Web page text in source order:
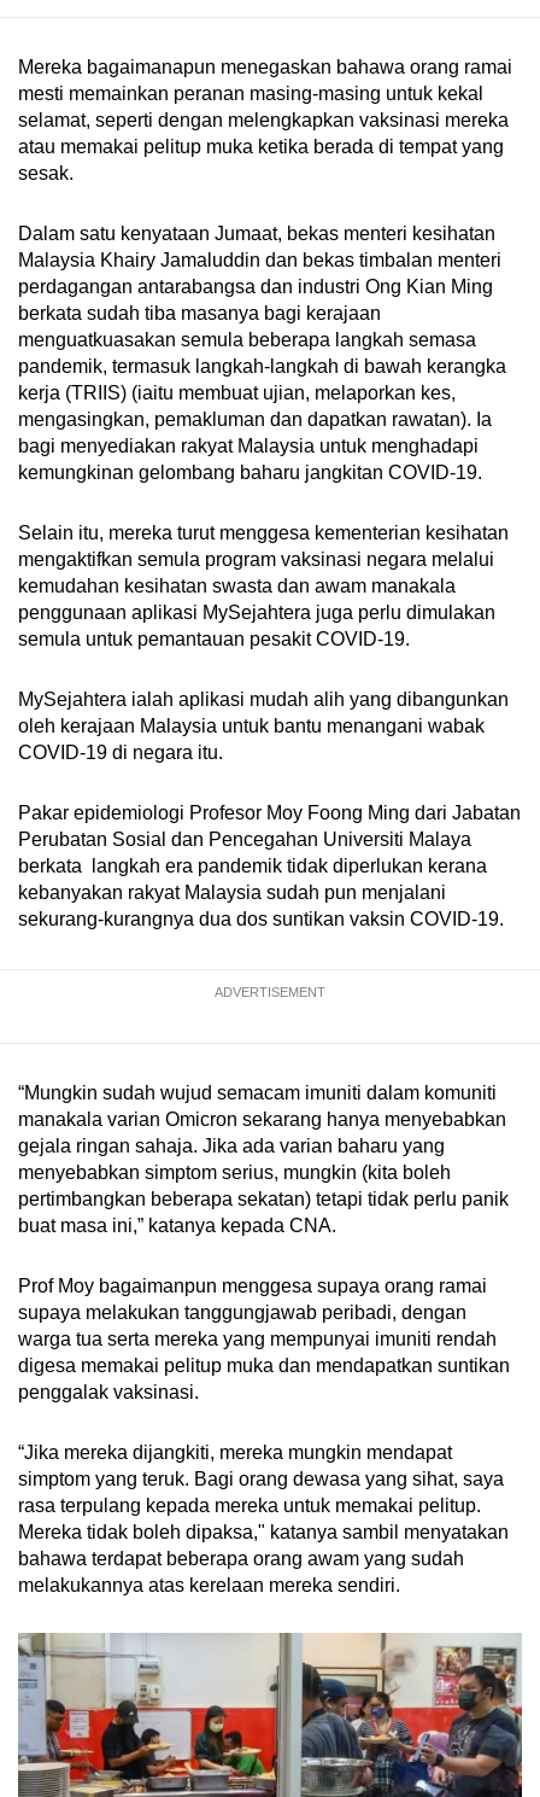
Mereka bagaimanapun menegaskan bahawa orang ramai
mesti memainkan peranan masing-masing untuk kekal
selamat, seperti dengan melengkapkan vaksinasi mereka
atau memakai pelitup muka ketika berada di tempat yang
sesak.
Dalam satu kenyataan Jumaat, bekas menteri kesihatan
Malaysia Khairy Jamaluddin dan bekas timbalan menteri
perdagangan antarabangsa dan industri Ong Kian Ming
berkata sudah tiba masanya bagi kerajaan
menguatkuasakan semula beberapa langkah semasa
pandemik, termasuk langkah-langkah di bawah kerangka
kerja (TRIIS) (iaitu membuat ujian, melaporkan kes,
mengasingkan, pemakluman dan dapatkan rawatan). Ia
bagi menyediakan rakyat Malaysia untuk menghadapi
kemungkinan gelombang baharu jangkitan COVID-19.
Selain itu, mereka turut menggesa kementerian kesihatan
mengaktifkan semula program vaksinasi negara melalui
kemudahan kesihatan swasta dan awam manakala
penggunaan aplikasi MySejahtera juga perlu dimulakan
semula untuk pemantauan pesakit COVID-19.
MySejahtera ialah aplikasi mudah alih yang dibangunkan
oleh kerajaan Malaysia untuk bantu menangani wabak
COVID-19 di negara itu.
Pakar epidemiologi Profesor Moy Foong Ming dari Jabatan
Perubatan Sosial dan Pencegahan Universiti Malaya
berkata langkah era pandemik tidak diperlukan kerana
kebanyakan rakyat Malaysia sudah pun menjalani
sekurang-kurangnya dua dos suntikan vaksin COVID-19.
ADVERTISEMENT
“Mungkin sudah wujud semacam imuniti dalam komuniti
manakala varian Omicron sekarang hanya menyebabkan
gejala ringan sahaja. Jika ada varian baharu yang
menyebabkan simptom serius, mungkin (kita boleh
pertimbangkan beberapa sekatan) tetapi tidak perlu panik
buat masa ini,” katanya kepada CNA.
Prof Moy bagaimanpun menggesa supaya orang ramai
supaya melakukan tanggungjawab peribadi, dengan
warga tua serta mereka yang mempunyai imuniti rendah
digesa memakai pelitup muka dan mendapatkan suntikan
penggalak vaksinasi.
“Jika mereka dijangkiti, mereka mungkin mendapat
simptom yang teruk. Bagi orang dewasa yang sihat, saya
rasa terpulang kepada mereka untuk memakai pelitup.
Mereka tidak boleh dipaksa," katanya sambil menyatakan
bahawa terdapat beberapa orang awam yang sudah
melakukannya atas kerelaan mereka sendiri.